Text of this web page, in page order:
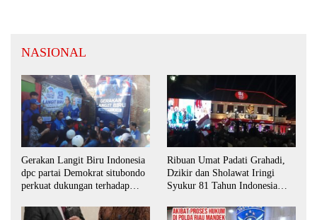
NASIONAL
Gerakan Langit Biru Indonesia
dpc partai Demokrat situbondo
perkuat dukungan terhadap
Ribuan Umat Padati Grahadi,
Dzikir dan Sholawat Iringi
Syukur 81 Tahun Indonesia